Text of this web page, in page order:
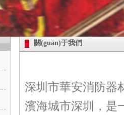
關(guān)于我們
深圳市華安消防器
濱海城市深圳